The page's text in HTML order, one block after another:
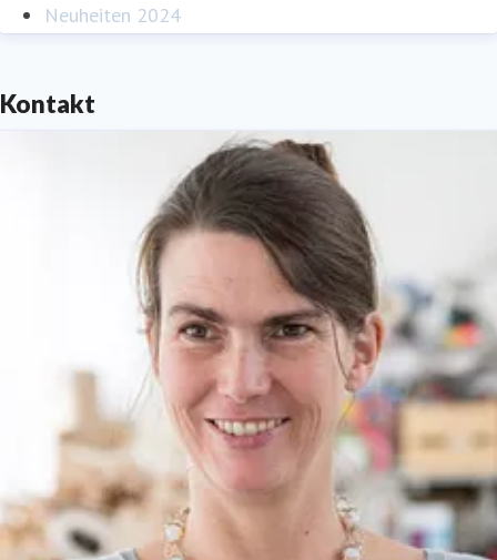
Neuheiten 2024
Kontakt